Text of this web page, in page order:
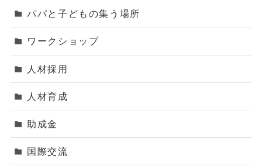
パパと子どもの集う場所
ワークショップ
人材採用
人材育成
助成金
国際交流